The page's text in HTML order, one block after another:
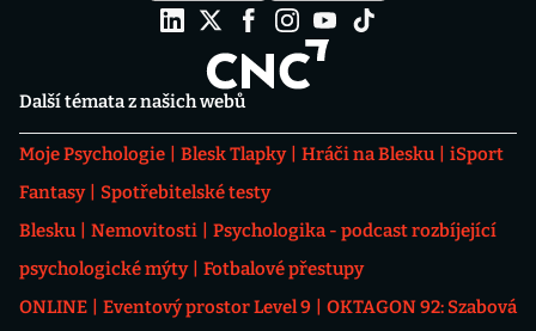
Další témata z našich webů
Moje Psychologie Blesk Tlapky Hráči na Blesku
iSport
Fantasy
Spotřebitelské testy
Blesku
Nemovitosti
Psychologika - podcast rozbíjející
psychologické mýty
Fotbalové přestupy
ONLINE
Eventový prostor Level 9
OKTAGON 92: Szabová